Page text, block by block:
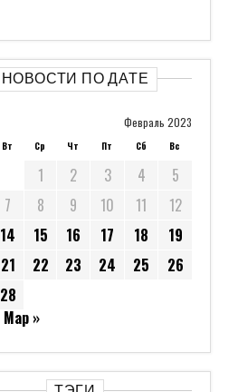
НОВОСТИ ПО ДАТЕ
Февраль 2023
Вт Ср Чт Пт Сб Вс
1 2 3 4
5
7 8 9 10 11
12
14 15 16 17 18
19
21 22 23 24 25
26
28
Мар »